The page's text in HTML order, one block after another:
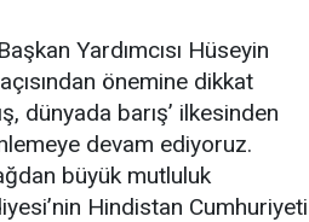
Yardımcısı Hüseyin
önemine dikkat
dünyada barış’ ilkesinden
devam ediyoruz.
büyük mutluluk
Hindistan Cumhuriyeti